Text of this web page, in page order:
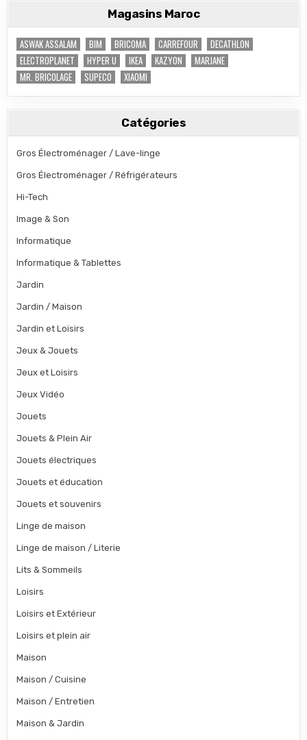
Magasins Maroc
ASWAK ASSALAM BIM BRICOMA CARREFOUR
DECATHLON
ELECTROPLANET
HYPER U IKEA KAZYON
MARJANE
MR. BRICOLAGE
SUPECO XIAOMI
Catégories
Gros Électroménager / Lave-linge
Gros Électroménager / Réfrigérateurs
Hi-Tech
Image & Son
Informatique
Informatique & Tablettes
Jardin
Jardin / Maison
Jardin et Loisirs
Jeux & Jouets
Jeux et Loisirs
Jeux Vidéo
Jouets
Jouets & Plein Air
Jouets électriques
Jouets et éducation
Jouets et souvenirs
Linge de maison
Linge de maison / Literie
Lits & Sommeils
Loisirs
Loisirs et Extérieur
Loisirs et plein air
Maison
Maison / Cuisine
Maison / Entretien
Maison & Jardin